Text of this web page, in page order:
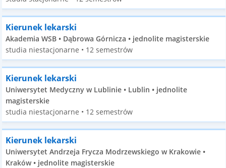
Kierunek lekarski
Akademia WSB • Dąbrowa Górnicza • jednolite magisterskie
studia niestacjonarne • 12 semestrów
Kierunek lekarski
Uniwersytet Medyczny w Lublinie • Lublin • jednolite
magisterskie
studia niestacjonarne • 12 semestrów
Kierunek lekarski
Uniwersytet Andrzeja Frycza Modrzewskiego w Krakowie •
Kraków • jednolite magisterskie